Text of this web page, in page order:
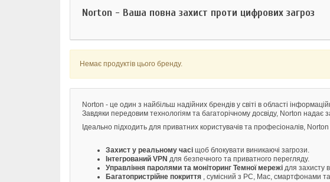
Norton - Ваша повна захист проти цифрових загроз
Немає продуктів цього бренду.
Norton - це один з найбільш надійних брендів у світі в області
Завдяки передовим технологіям та багаторічному досвіду, Norton надає
Ідеально підходить для приватних користувачів та професіоналів,
Захист у реальному часі щоб блокувати виникаючі загрози.
Інтегрований VPN для безпечного та приватного перегляду.
Управління паролями та моніторинг Темної мережі для захисту
Багатопристрійне покриття , сумісний з PC, Mac, смартфонами